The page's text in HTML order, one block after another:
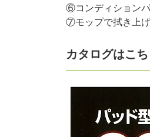
⑥コンディションパ
⑦モップで拭き上げ
カタログはこち